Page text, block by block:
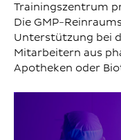
Trainingszentrum
Die GMP-
Unterstützung bei
Mitarbeitern aus
Apotheken oder